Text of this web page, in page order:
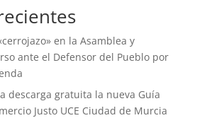
en la Asamblea y
ante el Defensor del Pueblo por
descarga gratuita la nueva Guía
Justo UCE Ciudad de Murcia